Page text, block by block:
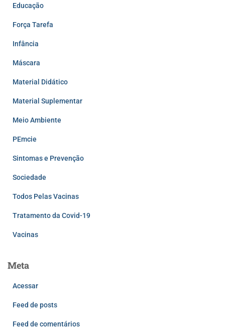
Educação
Força Tarefa
Infância
Máscara
Material Didático
Material Suplementar
Meio Ambiente
PEmcie
Sintomas e Prevenção
Sociedade
Todos Pelas Vacinas
Tratamento da Covid-19
Vacinas
Meta
Acessar
Feed de posts
Feed de comentários